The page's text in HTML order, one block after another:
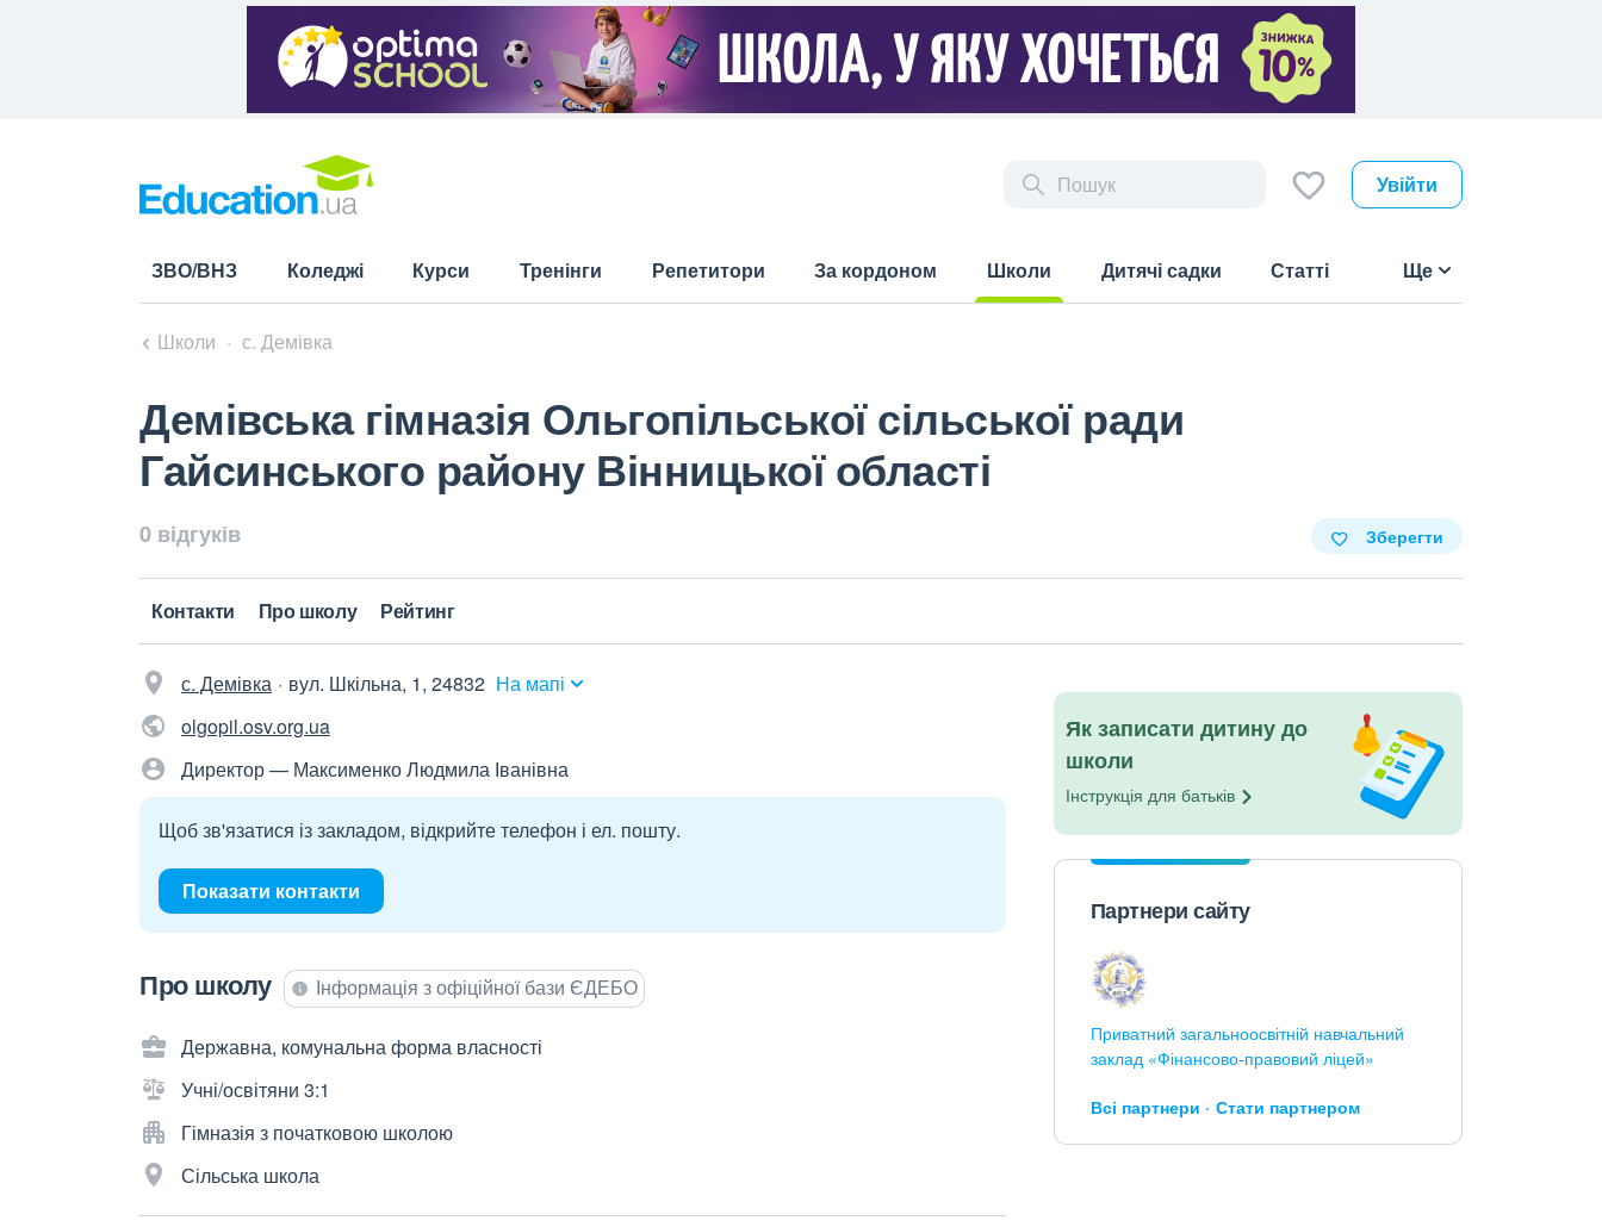
Увійти
ЗВО/ВНЗ Коледжі Курси Тренінги Репетитори За кордоном
Школи
Дитячі садки Статті Ще
Школи с. Демівка
Демівська гімназія Ольгопільської сільської ради
Гайсинського району Вінницької області
0 відгуків Зберегти
Контакти Про школу Рейтинг
с. Демівка вул. Шкільна, 1, 24832 На мапі
olgopil.osv.org.ua
Директор — Максименко Людмила Іванівна
Щоб зв'язатися із закладом, відкрийте телефон і ел. пошту.
Показати контакти
Про школу Інформація з офіційної бази ЄДЕБО
Державна, комунальна форма власності
Учні/освітяни 3:1
Гімназія з початковою школою
Сільська школа
Як записати дитину до
школи
Інструкція для батьків
Партнери сайту
Приватний загальноосвітній навчальний
заклад «Фінансово-правовий ліцей»
Всі партнери Стати партнером